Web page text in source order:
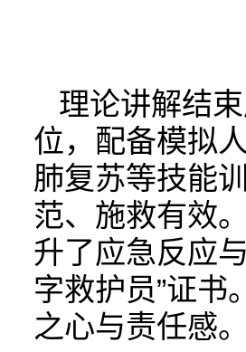
理论讲解结
位，配备模拟
肺复苏等技能
范、施救有效
升了应急反应
字救护员”证
之心与责任感。